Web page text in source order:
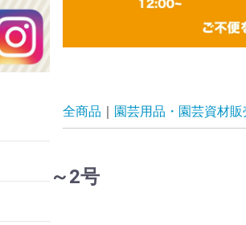
全商品 園芸用品・園芸資材販
～2号